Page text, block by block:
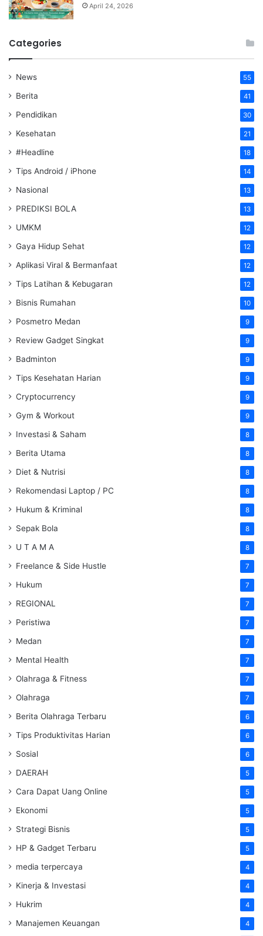
April 24, 2026
Categories
News 55
Berita 41
Pendidikan 30
Kesehatan 21
#Headline 18
Tips Android / iPhone 14
Nasional 13
PREDIKSI BOLA 13
UMKM 12
Gaya Hidup Sehat 12
Aplikasi Viral & Bermanfaat 12
Tips Latihan & Kebugaran 12
Bisnis Rumahan 10
Posmetro Medan 9
Review Gadget Singkat 9
Badminton 9
Tips Kesehatan Harian 9
Cryptocurrency 9
Gym & Workout 9
Investasi & Saham 8
Berita Utama 8
Diet & Nutrisi 8
Rekomendasi Laptop / PC 8
Hukum & Kriminal 8
Sepak Bola 8
U T A M A 8
Freelance & Side Hustle 7
Hukum 7
REGIONAL 7
Peristiwa 7
Medan 7
Mental Health 7
Olahraga & Fitness 7
Olahraga 7
Berita Olahraga Terbaru 6
Tips Produktivitas Harian 6
Sosial 6
DAERAH 5
Cara Dapat Uang Online 5
Ekonomi 5
Strategi Bisnis 5
HP & Gadget Terbaru 5
media terpercaya 4
Kinerja & Investasi 4
Hukrim 4
Manajemen Keuangan 4